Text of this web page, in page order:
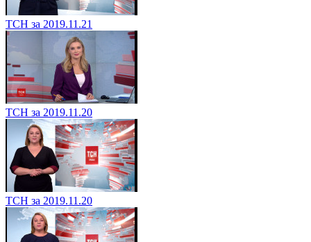
ТСН за 2019.11.21
ТСН за 2019.11.20
ТСН за 2019.11.20